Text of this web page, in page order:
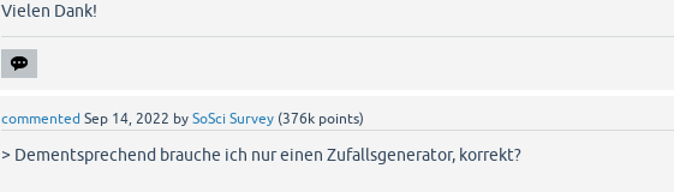
Vielen Dank!
commented Sep 14, 2022 bySoSci Survey (376k points)
> Dementsprechend brauche ich nur einen Zufallsgenerator, korrekt?